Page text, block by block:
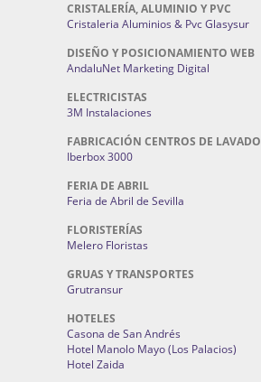
CRISTALERÍA, ALUMINIO Y PVC
Cristaleria Aluminios & Pvc Glasysur
DISEÑO Y POSICIONAMIENTO WEB
AndaluNet Marketing Digital
ELECTRICISTAS
3M Instalaciones
FABRICACIÓN CENTROS DE LAVADO
Iberbox 3000
FERIA DE ABRIL
Feria de Abril de Sevilla
FLORISTERÍAS
Melero Floristas
GRUAS Y TRANSPORTES
Grutransur
HOTELES
Casona de San Andrés
Hotel Manolo Mayo (Los Palacios)
Hotel Zaida